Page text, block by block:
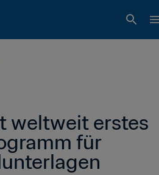
weltweit erstes
für